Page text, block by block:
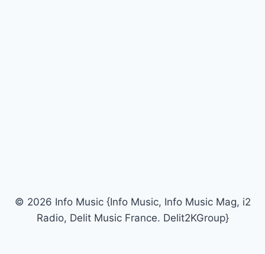
© 2026 Info Music {Info Music, Info Music Mag, i2
Radio, Delit Music France. Delit2KGroup}